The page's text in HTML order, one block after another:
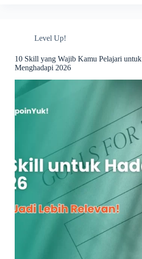
Aja?
Masalahnya
Level Up!
10 Skill yang Wajib Kamu Pelajari untuk
Menghadapi 2026